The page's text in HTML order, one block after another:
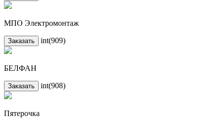
МПО Электромонтаж
Заказать int(909)
БЕЛФАН
Заказать int(908)
Пятерочка